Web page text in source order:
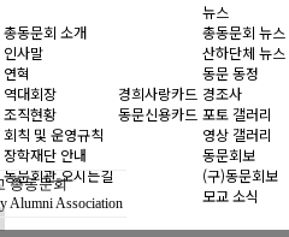
인사말
연혁
역대회장
조직현황
회칙 및 운영규칙
총동문회 소개
인사말
연혁
역대회장
조직현황
회칙 및 운영규칙
장학재단 안내
동문회관 오시는길
경희사랑카드
동문신용카드
뉴스
총동문회 뉴스
산하단체 뉴스
동문 동정
경조사
포토 갤러리
영상 갤러리
동문회보
(구)동문회보
모교 소식
총동문회
Alumni Association